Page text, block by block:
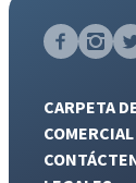
CARPETA
COMERCIAL